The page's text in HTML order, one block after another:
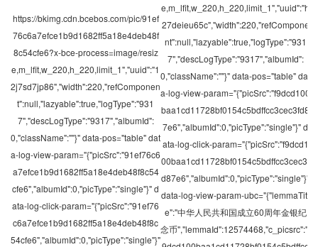
https://bkimg.cdn.bcebos.com/pic/91ef
76c6a7efce1b9d1682ff5a18e4deb48f
8c54cfe6?x-bce-process=image/resiz
e,m_lfit,w_220,h_220,limit_1","uuid":"1
2j7sd7jp86","width":220,"refComponen
t":null,"lazyable":true,"logType":"931
7","descLogType":"9317","albumId":
0,"className":""}" data-pos="table" dat
a-log-view-param="{"picSrc":"91ef76c6
a7efce1b9d1682ff5a18e4deb48f8c54
cfe6","albumId":0,"picType":"single"}" d
ata-log-click-param="{"picSrc":"91ef76
c6a7efce1b9d1682ff5a18e4deb48f8c
54cfe6","albumId":0,"picType":"single"}"
e,m_lfit,w_220,h_220,limit_1","uuid":"h
27deieu65c","width":220,"refCompone
nt":null,"lazyable":true,"logType":"931
7","descLogType":"9317","albumId":
0,"className":""}" data-pos="table" dat
a-log-view-param="{"picSrc":"f9dcd100
baa1cd11728bf0154c5bdffcc3cec3fd8
7e6","albumId":0,"picType":"single"}" d
ata-log-click-param="{"picSrc":"f9dcd1
00baa1cd11728bf0154c5bdffcc3cec3f
d87e6","albumId":0,"picType":"single"}"
data-log-view-param-ubc="{"lemmaTitl
e":"中华人民共和国成立60周年金银纪
念币","lemmaId":12574468,"c_picsrc":"f